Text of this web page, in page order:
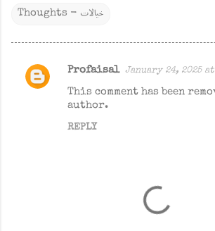
Thoughts - خیالات
C
Profaisal January 24, 2025 at
This comment has been
author.
REPLY